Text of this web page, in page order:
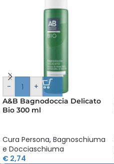
- +
A&B Bagnodoccia Delicato
Bio 300 ml
Cura Persona, Bagnoschiuma
e Docciaschiuma
€ 2,74